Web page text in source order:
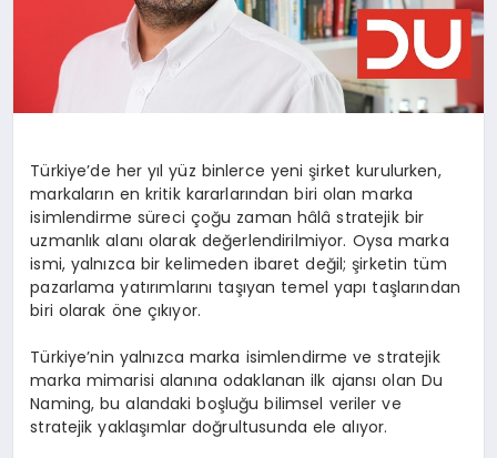
Türkiye’de her yıl yüz binlerce yeni şirket kurulurken,
markaların en kritik kararlarından biri olan marka
isimlendirme süreci çoğu zaman hâlâ stratejik bir
uzmanlık alanı olarak değerlendirilmiyor. Oysa marka
ismi, yalnızca bir kelimeden ibaret değil; şirketin tüm
pazarlama yatırımlarını taşıyan temel yapı taşlarından
biri olarak öne çıkıyor.
Türkiye’nin yalnızca marka isimlendirme ve stratejik
marka mimarisi alanına odaklanan ilk ajansı olan Du
Naming, bu alandaki boşluğu bilimsel veriler ve
stratejik yaklaşımlar doğrultusunda ele alıyor.